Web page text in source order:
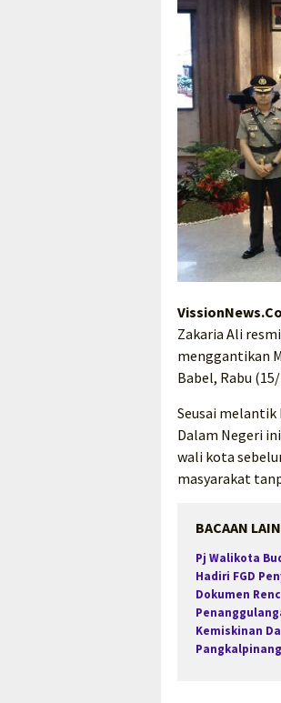
Zakaria Ali
menggantikan
Babel, Rabu
Seusai
Dalam Negeri
wali kota
masyarakat
BACAAN
Pj Walikota
Hadiri FGD
Dokumen
Kemiskinan
Pangkalpinang